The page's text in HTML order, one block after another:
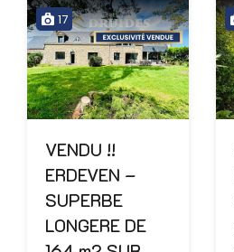
17
VENDU !!
ERDEVEN –
SUPERBE
LONGERE DE